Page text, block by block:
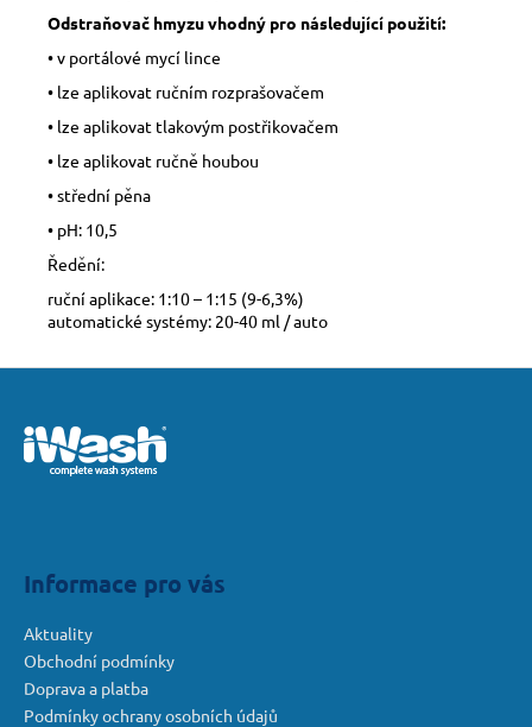
Odstraňovač hmyzu vhodný pro následující použití:
• v portálové mycí lince
• lze aplikovat ručním rozprašovačem
• lze aplikovat tlakovým postřikovačem
• lze aplikovat ručně houbou
• střední pěna
• pH: 10,5
Ředění:
ruční aplikace: 1:10 – 1:15 (9-6,3%)
automatické systémy: 20-40 ml / auto
Informace pro vás
Aktuality
Obchodní podmínky
Doprava a platba
Podmínky ochrany osobních údajů